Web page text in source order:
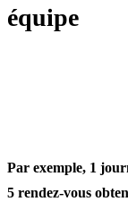
équipe
Par exemple, 1
5 rendez-vous